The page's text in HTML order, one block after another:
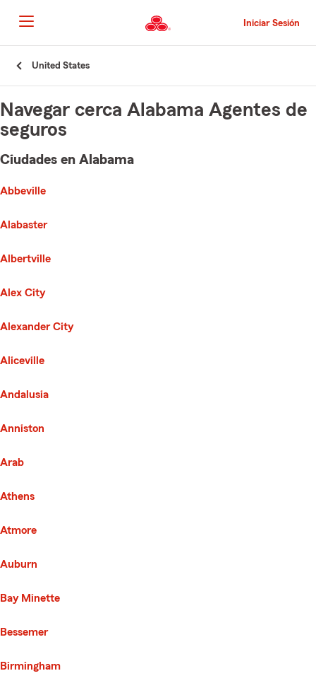
al
contenido
principal
Iniciar Sesión
United States
Navegar cerca Alabama Agentes de
seguros
Ciudades en Alabama
Abbeville
Alabaster
Albertville
Alex City
Alexander City
Aliceville
Andalusia
Anniston
Arab
Athens
Atmore
Auburn
Bay Minette
Bessemer
Birmingham